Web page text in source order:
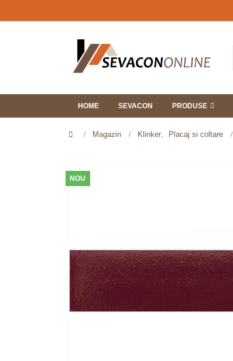
HOME SEVACON PRODUSE
Magazin Klinker, Placaj si coltare
NOU